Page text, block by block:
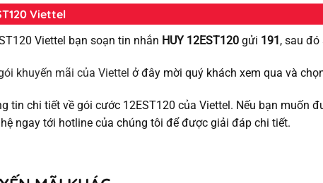
Viettel
Viettel bạn soạn tin nhắn HUY 12EST120 gửi 191 , sau
khuyến mãi của Viettel ở đây mời quý khách xem qua và
tin chi tiết về gói cước 12EST120 của Viettel. Nếu bạn muốn
ngay tới hotline của chúng tôi để được giải đáp chi tiết.